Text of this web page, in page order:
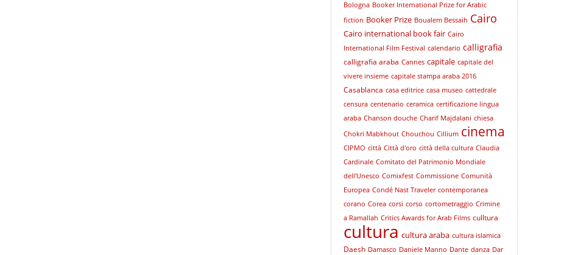
Bologna Booker International Prize for Arabic
fiction Booker Prize Boualem Bessaih Cairo
Cairo international book fair Cairo
International Film Festival calendario calligrafia
calligrafia araba Cannes capitale capitale del
vivere insieme capitale stampa araba 2016
Casablanca casa editrice casa museo cattedrale
censura centenario ceramica certificazione lingua
araba Chanson douche Charif Majdalani chiesa
Chokri Mabkhout Chouchou Cillium cinema
CIPMO città Città d'oro città della cultura Claudia
Cardinale Comitato del Patrimonio Mondiale
dell'Unesco Comixfest Commissione Comunità
Europea Condé Nast Traveler contemporanea
corano Corea corsi corso cortometraggio Crimine
a Ramallah Critics Awards for Arab Films culltura
cultura cultura araba cultura islamica
Daesh Damasco Daniele Manno Dante danza Dar